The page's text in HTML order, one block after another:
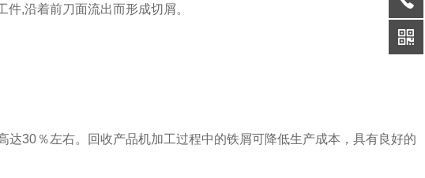
,沿着前刀面流出而形成切屑。
30％左右。回收产品机加工过程中的铁屑可降低生产成本，具有良好的